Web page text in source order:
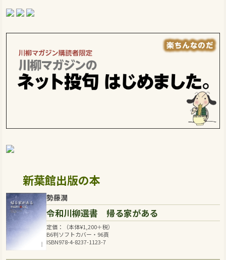
新葉館出版の本
勢藤潤
令和川柳選書 帰る家がある
定価：（本体¥1,200＋税）
B6判ソフトカバー・96頁
ISBN978-4-8237-1123-7